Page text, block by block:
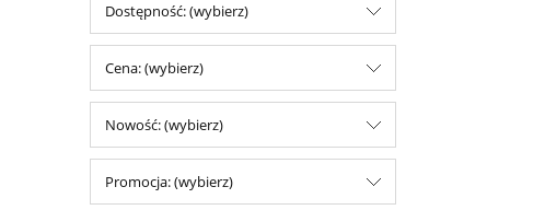
Dostępność: (wybierz)
Cena: (wybierz)
Nowość: (wybierz)
Promocja: (wybierz)